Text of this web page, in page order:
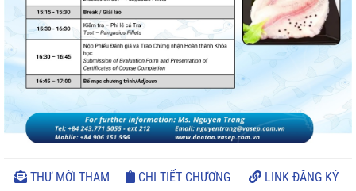
THƯ MỜI THAM
CHI TIẾT CHƯƠNG
LINK ĐĂNG KÝ